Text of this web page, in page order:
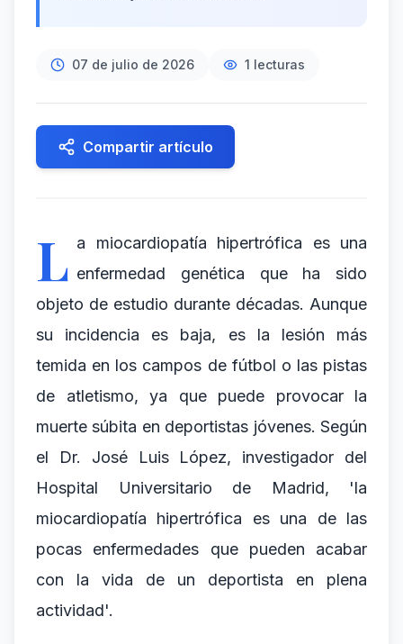
07 de julio de 2026 1 lecturas
Compartir artículo
L a miocardiopatía hipertrófica es una
enfermedad genética que ha sido
objeto de estudio durante décadas. Aunque
su incidencia es baja, es la lesión más
temida en los campos de fútbol o las pistas
de atletismo, ya que puede provocar la
muerte súbita en deportistas jóvenes. Según
el Dr. José Luis López, investigador del
Hospital Universitario de Madrid, 'la
miocardiopatía hipertrófica es una de las
pocas enfermedades que pueden acabar
con la vida de un deportista en plena
actividad'.